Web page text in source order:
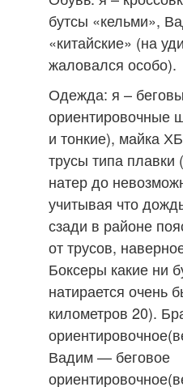
бутсы «кельми»,
«китайские» (на
жаловался особо).
Одежда: я –
ориентировочные
и тонкие), майка
трусы типа
натер до
учитывая что
сзади в районе
от трусов,
Боксеры какие ни
натирается очень
километров 20).
Вадим — беговое